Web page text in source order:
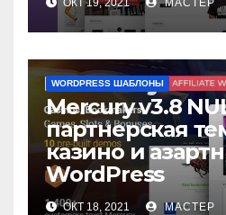
ОКТ 19, 2021 МАСТЕР
WORDPRESS ШАБЛОНЫ
Mercury v3.8
партнерская
казино и
WordPress
ОКТ 18, 2021 МАСТЕР